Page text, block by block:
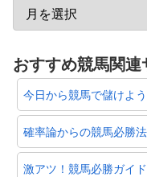
おすすめ競馬関連
今日から競馬で儲けよう
確率論からの競馬必勝法
激アツ！競馬必勝ガイド